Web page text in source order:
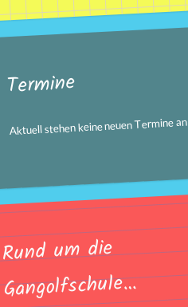
Termine
Aktuell stehen keine neuen Termine an
Rund um die
Gangolfschule…